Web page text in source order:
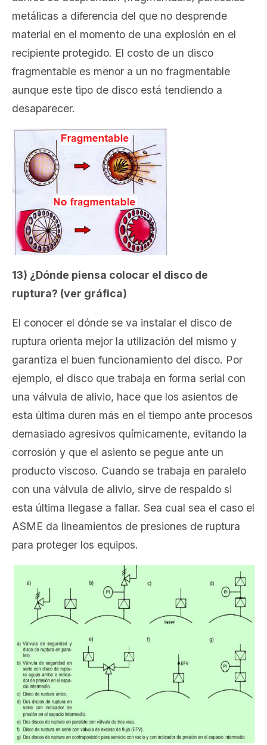
metálicas a diferencia del que no desprende
material en el momento de una explosión en el
recipiente protegido. El costo de un disco
fragmentable es menor a un no fragmentable
aunque este tipo de disco está tendiendo a
desaparecer.
13) ¿Dónde piensa colocar el disco de
ruptura? (ver gráfica)
El conocer el dónde se va instalar el disco de
ruptura orienta mejor la utilización del mismo y
garantiza el buen funcionamiento del disco. Por
ejemplo, el disco que trabaja en forma serial con
una válvula de alivio, hace que los asientos de
esta última duren más en el tiempo ante procesos
demasiado agresivos químicamente, evitando la
corrosión y que el asiento se pegue ante un
producto viscoso. Cuando se trabaja en paralelo
con una válvula de alivio, sirve de respaldo si
esta última llegase a fallar. Sea cual sea el caso el
ASME da lineamientos de presiones de ruptura
para proteger los equipos.